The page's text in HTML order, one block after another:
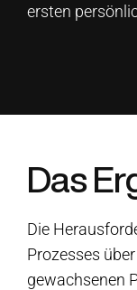
ersten
Das
Die
Prozesses
gewachsenen